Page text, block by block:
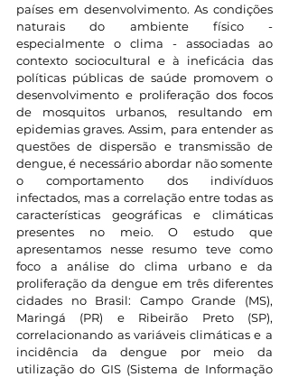
países em desenvolvimento. As condições
naturais do ambiente físico -
especialmente o clima - associadas ao
contexto sociocultural e à ineficácia das
políticas públicas de saúde promovem o
desenvolvimento e proliferação dos focos
de mosquitos urbanos, resultando em
epidemias graves. Assim, para entender as
questões de dispersão e transmissão de
dengue, é necessário abordar não somente
o comportamento dos indivíduos
infectados, mas a correlação entre todas as
características geográficas e climáticas
presentes no meio. O estudo que
apresentamos nesse resumo teve como
foco a análise do clima urbano e da
proliferação da dengue em três diferentes
cidades no Brasil: Campo Grande (MS),
Maringá (PR) e Ribeirão Preto (SP),
correlacionando as variáveis climáticas e a
incidência da dengue por meio da
utilização do GIS (Sistema de Informação